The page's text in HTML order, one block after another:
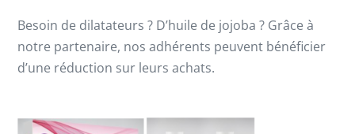
Besoin de dilatateurs ? D’huile de jojoba ? Grâce à
notre partenaire, nos adhérents peuvent bénéficier
d’une réduction sur leurs achats.